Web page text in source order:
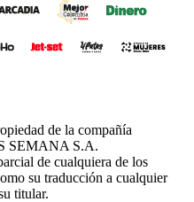
de la compañía
SEMANA S.A.
de cualquiera de los
su traducción a cualquier
titular.